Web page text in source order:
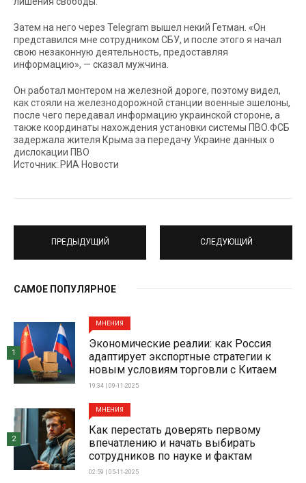
Затем на него через Telegram вышел некий Гетман. «Он
представился мне сотрудником СБУ, и после этого я начал
свою незаконную деятельность, предоставляя
информацию», — сказал мужчина.
Он работал монтером на железной дороге, поэтому видел,
как стояли на железнодорожной станции военные эшелоны,
после чего передавал информацию украинской стороне, а
также координаты нахождения установки системы ПВО.ФСБ
задержала жителя Крыма за передачу Украине данных о
дислокации ПВО
Источник: РИА Новости
ПРЕДЫДУЩИЙ СЛЕДУЮЩИЙ
САМОЕ ПОПУЛЯРНОЕ
МНЕНИЯ
Экономические реалии: как Россия
адаптирует экспортные стратегии к
новым условиям торговли с Китаем
19:34 | 09-11-2025
1
МНЕНИЯ
Как перестать доверять первому
впечатлению и начать выбирать
сотрудников по науке и фактам
02:59 | 05-11-2025
2